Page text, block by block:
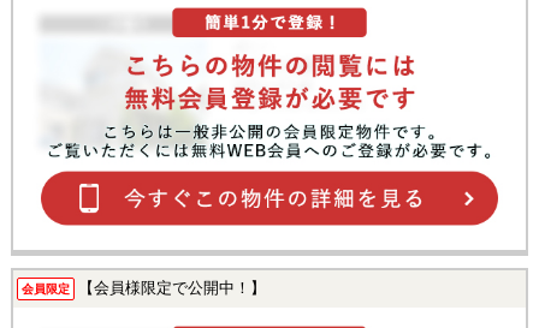
会員限定 【会員様限定で公開中！】